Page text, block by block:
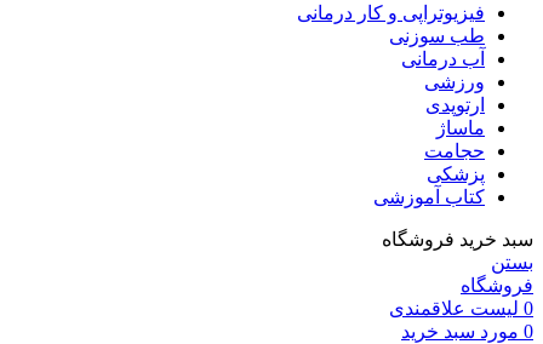
فیزیوتراپی و کار درمانی
طب سوزنی
آب درمانی
ورزشی
ارتوپدی
ماساژ
حجامت
پزشکی
کتاب آموزشی
سبد خرید فروشگاه
بستن
فروشگاه
0 لیست علاقمندی
0 مورد سبد خرید